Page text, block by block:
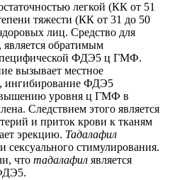
легкой (КК от 51
тяжести (КК от 31 до 50
лиц. Средство для
обратимым
ФДЭ5 ц ГМФ.
вызывает местное
ингибирование ФДЭ5
уровня ц ГМФ в
Следствием этого является
и приток крови к тканям
эрекцию. Тадалафил
сексуального стимулирования.
что тадалафил является